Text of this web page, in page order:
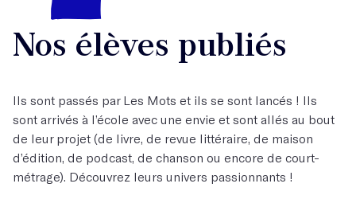
Nos élèves publiés
Ils sont passés par Les Mots et ils se sont lancés ! Ils
sont arrivés à l’école avec une envie et sont allés au bout
de leur projet (de livre, de revue littéraire, de maison
d’édition, de podcast, de chanson ou encore de court-
métrage). Découvrez leurs univers passionnants !